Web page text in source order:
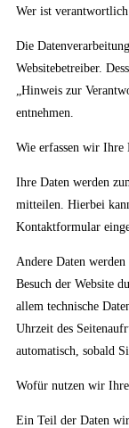
Wer ist
Die
Websitebetreiber.
„Hinweis zur
entnehmen.
Wie erfassen wir Ihre
Ihre Daten werden
mitteilen. Hierbei
Kontaktformular
Andere Daten
Besuch der Website
allem technische
Uhrzeit des
automatisch, sobald
Wofür nutzen wir
Ein Teil der Daten